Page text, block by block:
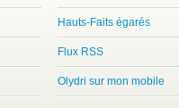
Hauts-Faits égarés
Flux RSS
Olydri sur mon mobile